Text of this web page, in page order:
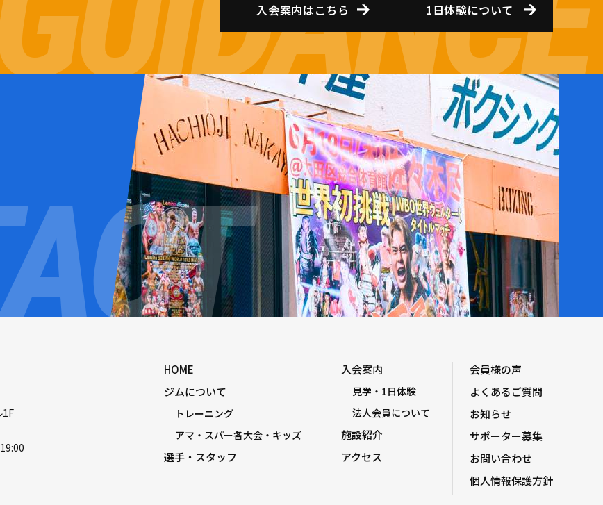
入会案内はこちら 1日体験について
1F
HOME
ジムについて
トレーニング
アマ・スパー各大会・キッズ
選手・スタッフ
入会案内
見学・1日体験
法人会員について
施設紹介
アクセス
会員様の声
よくあるご質問
お知らせ
サポーター募集
お問い合わせ
個人情報保護方針